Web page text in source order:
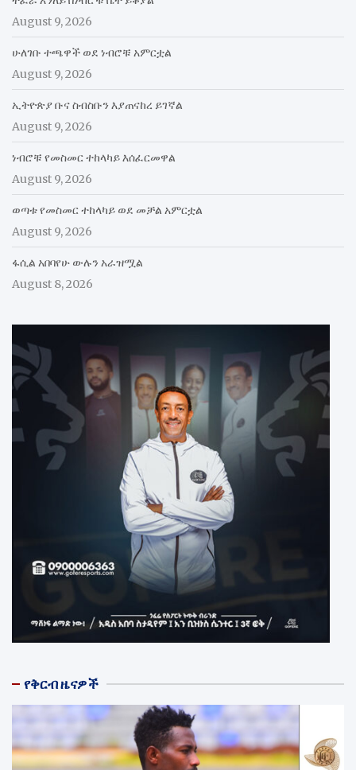
August 9, 2026
ሁለገቡ ተጫዋች ወደ ነብሮቹ አምርቷል
August 9, 2026
ኢትዮጵያ ቡና ስብስቡን እያጠናከረ ይገኛል
August 9, 2026
ነብሮቹ የመስመር ተከላካይ እሰፈርመዋል
August 9, 2026
ወጣቱ የመስመር ተከላካይ ወደ መቻል አምርቷል
August 9, 2026
ፋሲል አበባየሁ ውሉን አራዝሟል
August 8, 2026
የቅርብ ዜናዎች